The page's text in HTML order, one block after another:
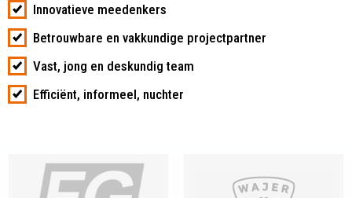
Innovatieve meedenkers
Betrouwbare en vakkundige projectpartner
Vast, jong en deskundig team
Efficiënt, informeel, nuchter